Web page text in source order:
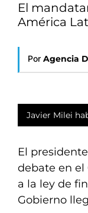
El
América
Por Agencia
Javier Milei
El presidente
debate en el
a la ley de
Gobierno